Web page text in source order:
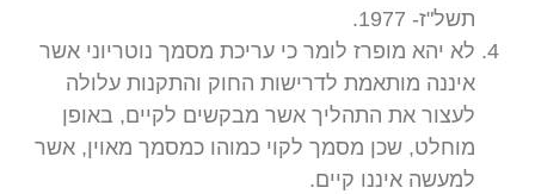
תשל"ז- 1977.
לא יהא מופרז לומר כי עריכת מסמך נוטריוני אשר
איננה מותאמת לדרישות החוק והתקנות עלולה
לעצור את התהליך אשר מבקשים לקיים, באופן
מוחלט, שכן מסמך לקוי כמוהו כמסמך מאוין, אשר
למעשה איננו קיים.